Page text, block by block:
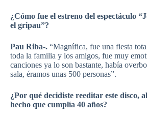
¿Cómo fue el estreno del espectáculo
el gripau”?
Pau Riba-. “Magnífica, fue una fiesta
toda la familia y los amigos, fue muy
canciones ya lo son bastante, había
sala, éramos unas 500 personas”.
¿Por qué decidiste reeditar este disco,
hecho que cumplía 40 años?